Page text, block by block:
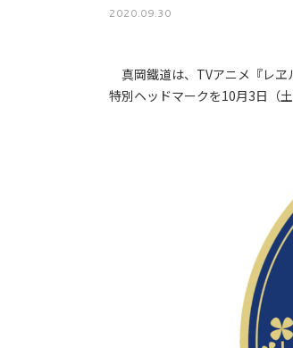
2020.09.30
真岡鐵道は、TVアニメ『レヱ
特別ヘッドマークを10月3日（